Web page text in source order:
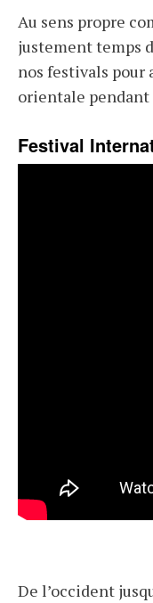
Au sens propre
justement temps
nos festivals pour
orientale pendant
Festival
De l’occident